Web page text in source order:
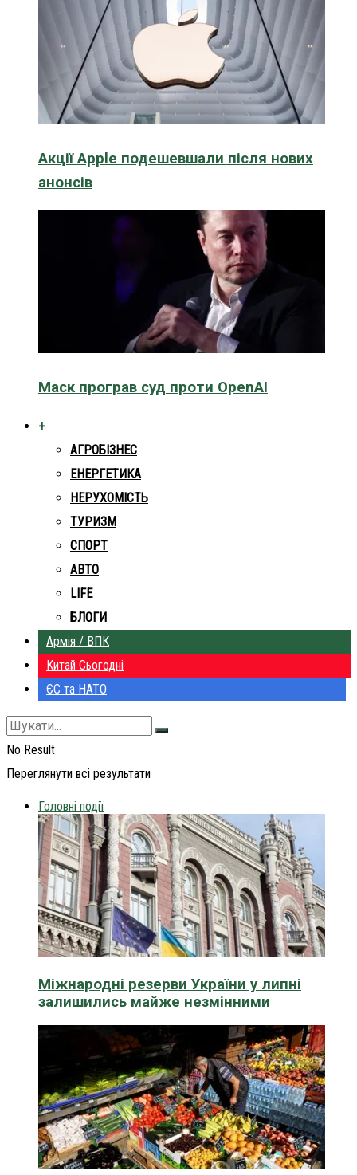
Акції Apple подешевшали після нових
анонсів
Маск програв суд проти OpenAI
+
АГРОБІЗНЕС
ЕНЕРГЕТИКА
НЕРУХОМІСТЬ
ТУРИЗМ
СПОРТ
АВТО
LIFE
БЛОГИ
Армія / ВПК
Китай Сьогодні
ЄС та НАТО
No Result
Переглянути всі результати
Головні події
Міжнародні резерви України у липні
залишились майже незмінними